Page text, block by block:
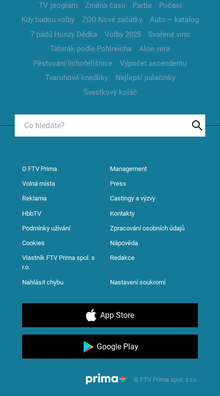
TV program
Změna času Partie
Počasí
Kdy budou volby
ZOO Nové začátky
Auto – katalog
7 pádů Honzy Dědka
Volby 2025
Svařené víno
Tatarák podle Pohlreicha
Aloe vera
Pěstování lichořeřišnice
Výpočet ascendentu
Tvarohové knedlíky
Nejlepší palačinky
Švestkový koláč
O FTV Prima Management
Volná místa Press
Reklama Castingy a výzvy
HbbTV Kontakty
Podmínky užívání Zpracování osobních údajů
Cookies Nápověda
Vlastník FTV Prima spol. s
r.o.
Redakce
Nahlásit chybu Nastavení soukromí
App Store
Google Play
© FTV Prima spol. s r.o.